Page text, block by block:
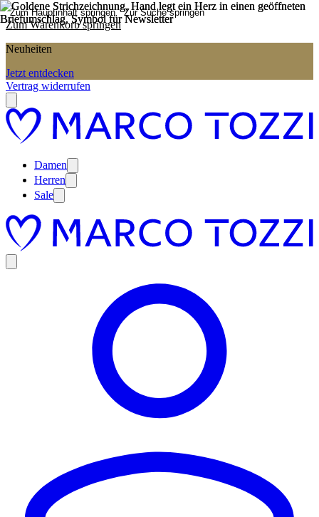
Zum Hauptinhalt springen Zur Suche springen
Zum Warenkorb springen
Neuheiten
Jetzt entdecken
Vertrag widerrufen
Damen
Herren
Sale